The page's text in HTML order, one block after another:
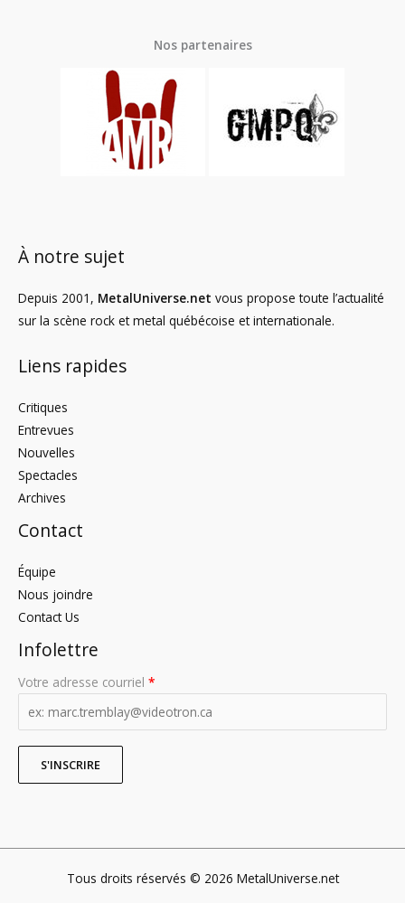
Nos partenaires
À notre sujet
Depuis 2001, MetalUniverse.net vous propose toute l’actualité
sur la scène rock et metal québécoise et internationale.
Liens rapides
Critiques
Entrevues
Nouvelles
Spectacles
Archives
Contact
Équipe
Nous joindre
Contact Us
Infolettre
Votre adresse courriel *
Tous droits réservés © 2026 MetalUniverse.net